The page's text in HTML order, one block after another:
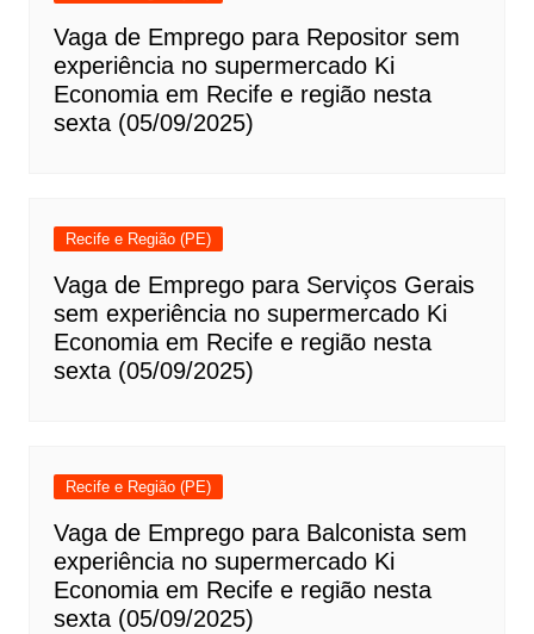
Vaga de Emprego para Repositor sem
experiência no supermercado Ki
Economia em Recife e região nesta
sexta (05/09/2025)
Recife e Região (PE)
Vaga de Emprego para Serviços Gerais
sem experiência no supermercado Ki
Economia em Recife e região nesta
sexta (05/09/2025)
Recife e Região (PE)
Vaga de Emprego para Balconista sem
experiência no supermercado Ki
Economia em Recife e região nesta
sexta (05/09/2025)